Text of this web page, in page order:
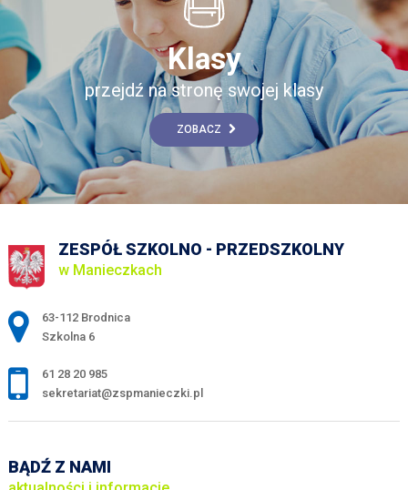
Klasy
przejdź na stronę swojej klasy
ZOBACZ
ZESPÓŁ SZKOLNO - PRZEDSZKOLNY
w Manieczkach
Adres pocztowy:
63-112 Brodnica
Szkolna 6
61 28 20 985
sekretariat@zspmanieczki.pl
BĄDŹ Z NAMI